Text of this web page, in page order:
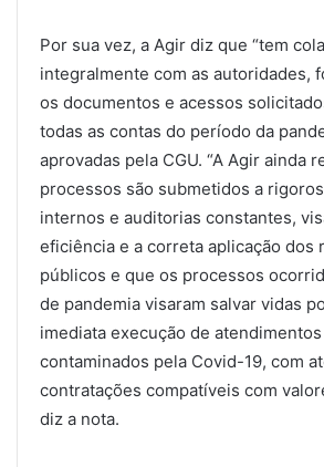
Por sua vez, a Agir diz que “tem
integralmente com as autoridades,
os documentos e acessos
todas as contas do período da
aprovadas pela CGU. “A Agir ainda
processos são submetidos a
internos e auditorias constantes,
eficiência e a correta aplicação dos
públicos e que os processos
de pandemia visaram salvar vidas
imediata execução de atendimentos
contaminados pela Covid-19, com
contratações compatíveis com
diz a nota.